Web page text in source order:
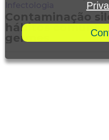
Contaminação
hábitos comuns
germes